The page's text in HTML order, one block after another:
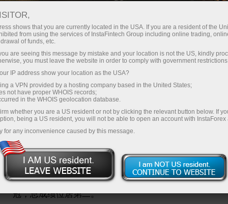
维希阿南德在华沙国际象棋巡回
赛中取得非凡的成功
05.07.2022 02:35 PM
我司品牌代言人维希阿南德
在国际象棋巡回赛第二
届赛事中取得佳绩。这位传说中的宗师在快棋赛中夺
冠，总成绩位居第二。
shows that you are currently located in the USA. If you are a resident of the
from using the services of InstaFintech Group including online trading,
of funds, etc.
are seeing this message by mistake and your location is not the US, kindly
you must leave the website in order to comply with government
IP address show your location as the USA?
a VPN provided by a hosting company based in the United States;
not have proper WHOIS records;
in the WHOIS geolocation database.
whether you are a US resident or not by clicking the relevant button below. If
being a US resident, you will not be able to open an account with InstaForex
for any inconvenience caused by this message.